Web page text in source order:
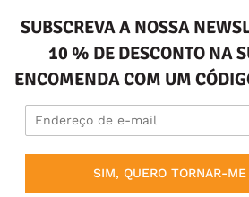
SUBSCREVA A NOSSA
10 % DE DESCONTO NA
ENCOMENDA COM UM
SIM, QUERO TORNAR-